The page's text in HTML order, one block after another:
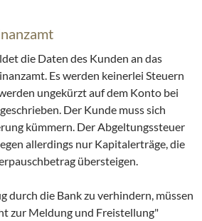
die Daten des Kunden an das
Es werden keinerlei Steuern
ungekürzt auf dem Konto bei
Der Kunde muss sich
kümmern. Der Abgeltungssteuer
allerdings nur Kapitalerträge, die
übersteigen.
durch die Bank zu verhindern, müssen
zur Meldung und Freistellung"